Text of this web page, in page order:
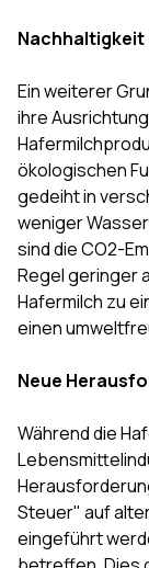
Nachhaltigkeit
Ein weiterer
ihre
ökologischen
gedeiht in
weniger
sind die CO2-
Regel geringer
Hafermilch zu
einen
Neue
Während die
Steuer" auf
eingeführt